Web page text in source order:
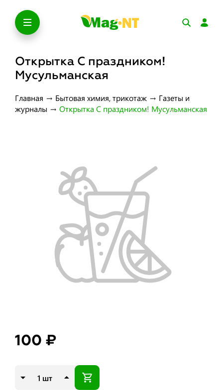
Открытка С праздником!
Мусульманская
Главная → Бытовая химия, трикотаж → Газеты и
журналы → Открытка С праздником! Мусульманская
100 ₽
шт